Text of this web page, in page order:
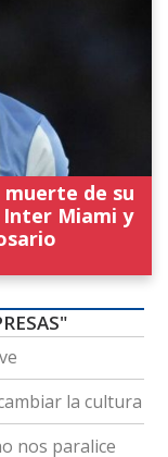
de su
Miami y
la cultura
nos paralice